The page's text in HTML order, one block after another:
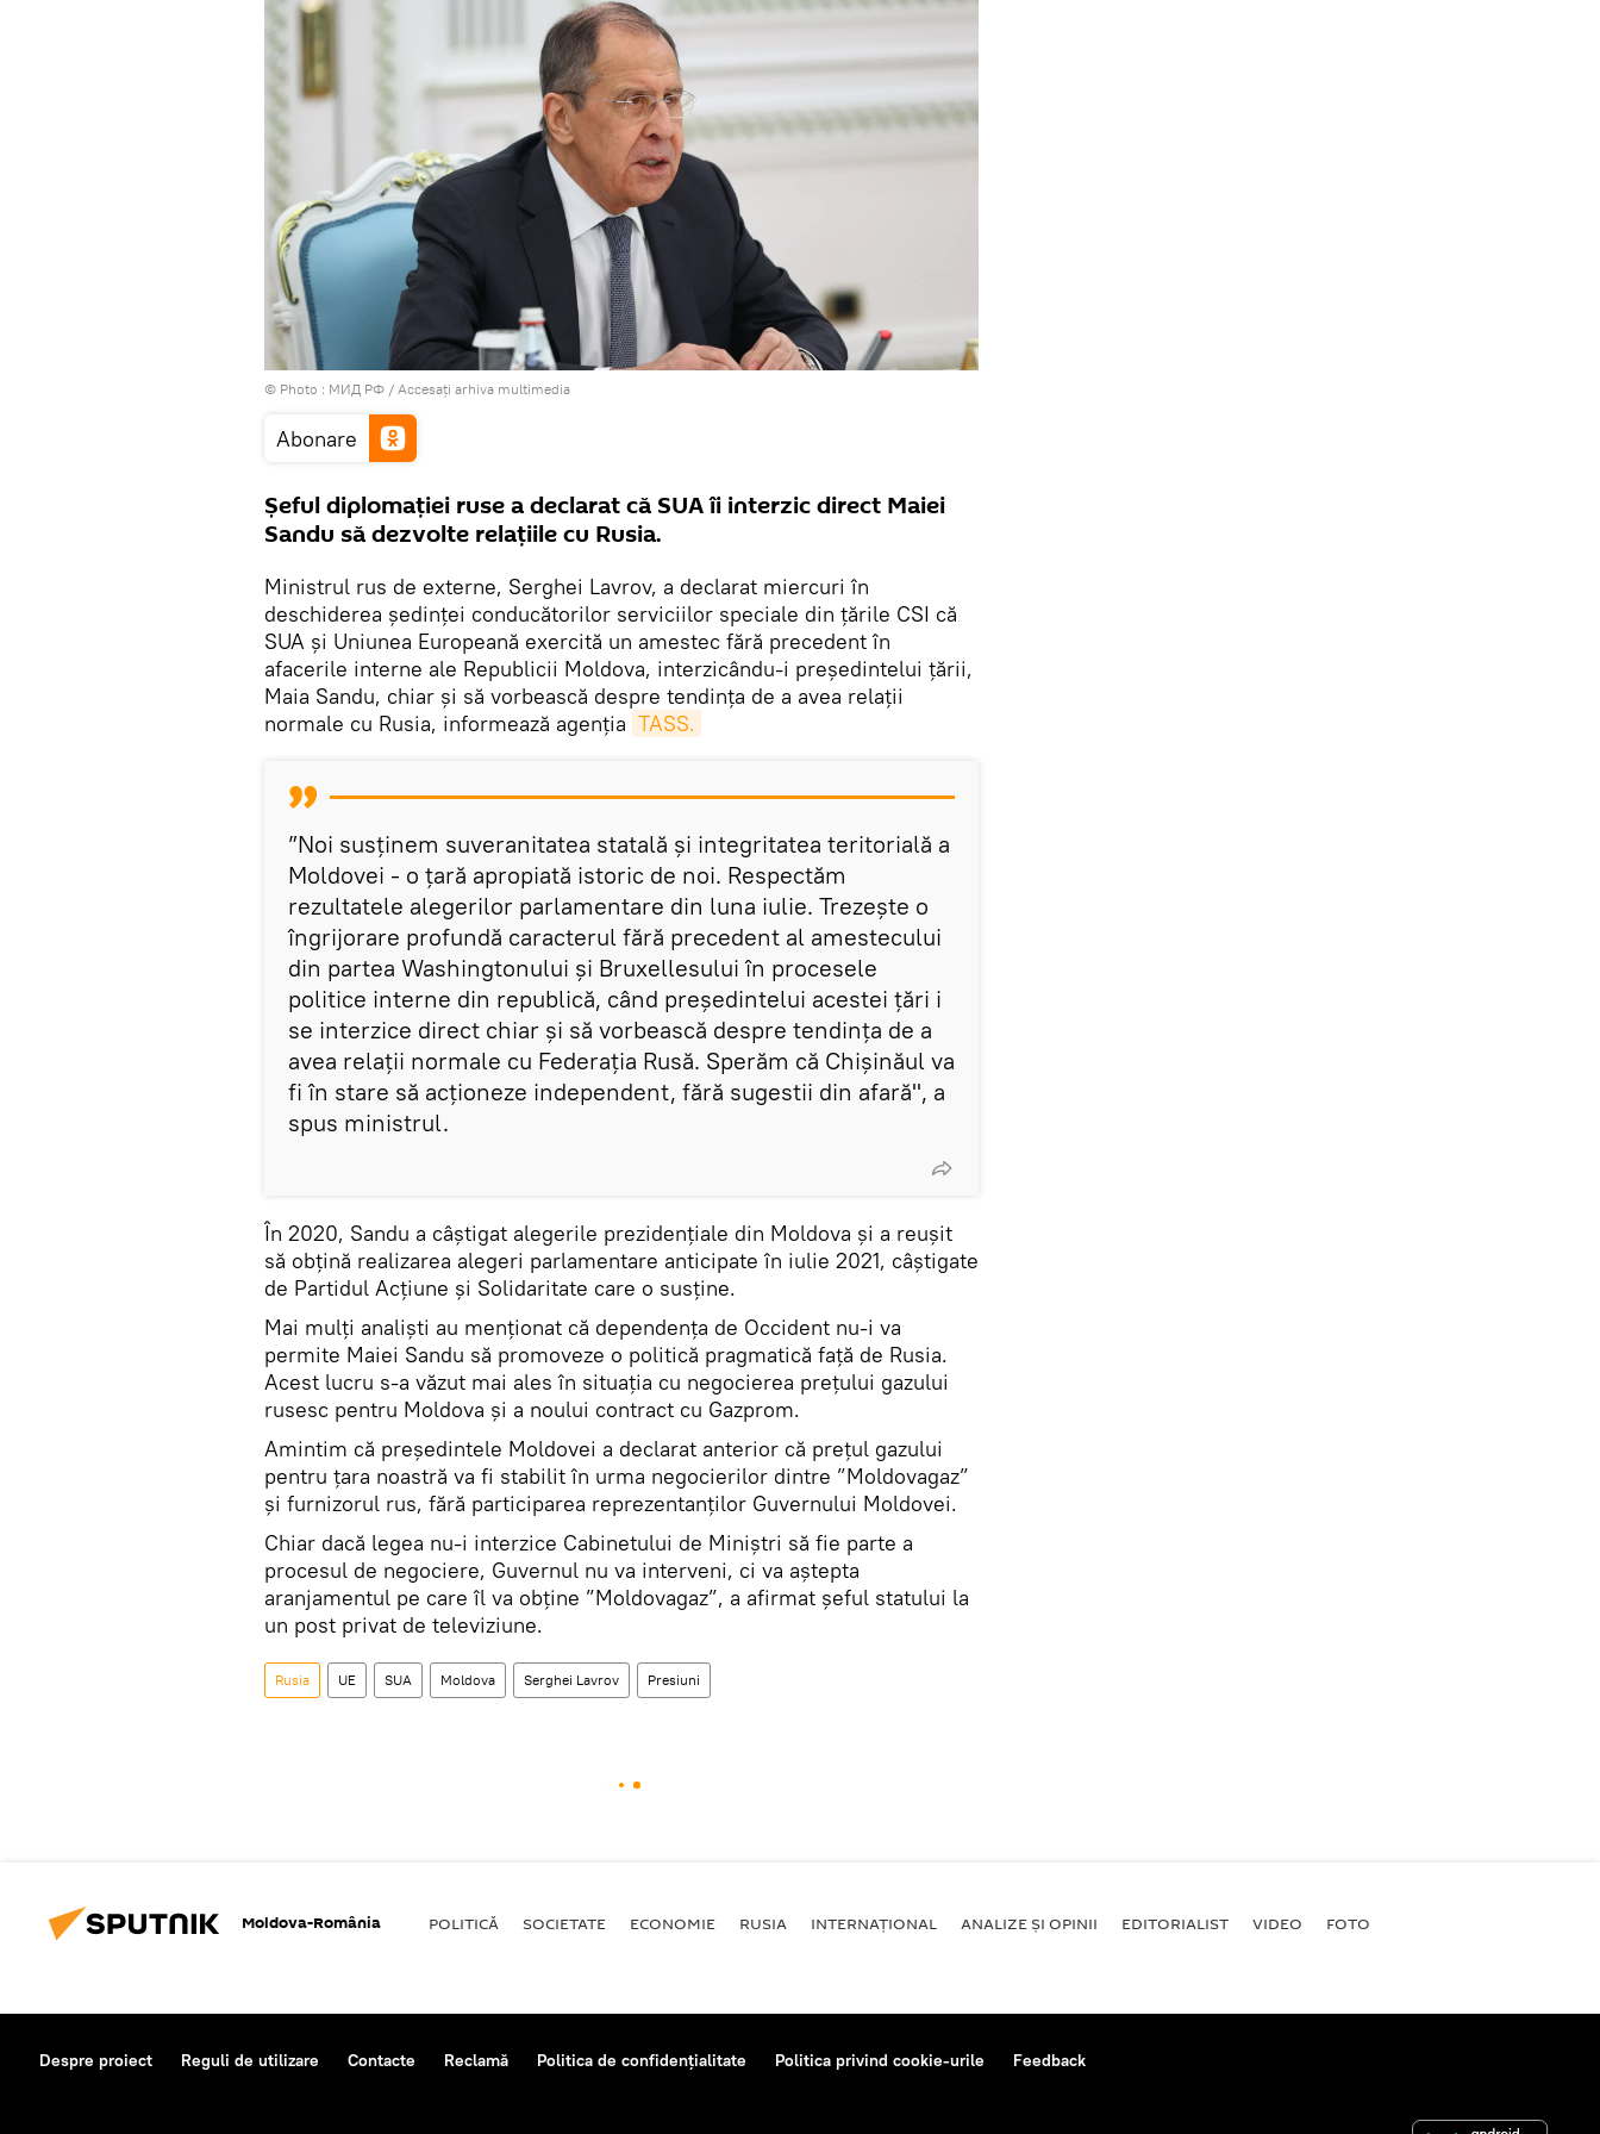
© Photo : МИД РФ / Accesați arhiva multimedia
Abonare
Șeful diplomației ruse a declarat că SUA îi interzic direct Maiei
Sandu să dezvolte relațiile cu Rusia.
Ministrul rus de externe, Serghei Lavrov, a declarat miercuri în
deschiderea ședinței conducătorilor serviciilor speciale din țările CSI că
SUA și Uniunea Europeană exercită un amestec fără precedent în
afacerile interne ale Republicii Moldova, interzicându-i președintelui țării,
Maia Sandu, chiar și să vorbească despre tendința de a avea relații
normale cu Rusia, informează agenția TASS.
”Noi susținem suveranitatea statală și integritatea teritorială a
Moldovei - o țară apropiată istoric de noi. Respectăm
rezultatele alegerilor parlamentare din luna iulie. Trezește o
îngrijorare profundă caracterul fără precedent al amestecului
din partea Washingtonului și Bruxellesului în procesele
politice interne din republică, când președintelui acestei țări i
se interzice direct chiar și să vorbească despre tendința de a
avea relații normale cu Federația Rusă. Sperăm că Chișinăul va
fi în stare să acționeze independent, fără sugestii din afară", a
spus ministrul.
În 2020, Sandu a câștigat alegerile prezidențiale din Moldova și a reușit
să obțină realizarea alegeri parlamentare anticipate în iulie 2021, câștigate
de Partidul Acțiune și Solidaritate care o susține.
Mai mulți analiști au menționat că dependența de Occident nu-i va
permite Maiei Sandu să promoveze o politică pragmatică față de Rusia.
Acest lucru s-a văzut mai ales în situația cu negocierea prețului gazului
rusesc pentru Moldova și a noului contract cu Gazprom.
Amintim că președintele Moldovei a declarat anterior că prețul gazului
pentru țara noastră va fi stabilit în urma negocierilor dintre ”Moldovagaz”
și furnizorul rus, fără participarea reprezentanților Guvernului Moldovei.
Chiar dacă legea nu-i interzice Cabinetului de Miniștri să fie parte a
procesul de negociere, Guvernul nu va interveni, ci va aștepta
aranjamentul pe care îl va obține ”Moldovagaz”, a afirmat șeful statului la
un post privat de televiziune.
Rusia UE SUA Moldova Serghei Lavrov Presiuni
Moldova-România POLITICĂ SOCIETATE ECONOMIE RUSIA INTERNAŢIONAL ANALIZE ȘI OPINII EDITORIALIST VIDEO FOTO
Despre proiect Reguli de utilizare Contacte Reclamă Politica de confidențialitate Politica privind cookie-urile Feedback